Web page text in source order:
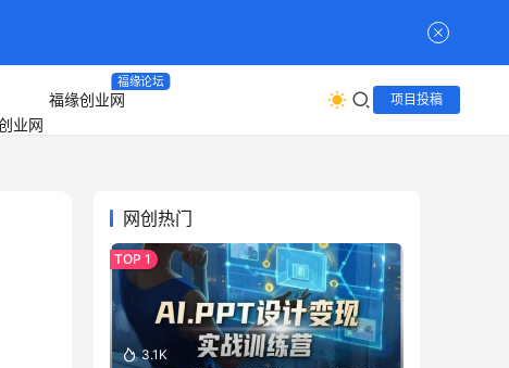
福缘创业网
福缘论坛
项目投稿
网创热门
3.1K